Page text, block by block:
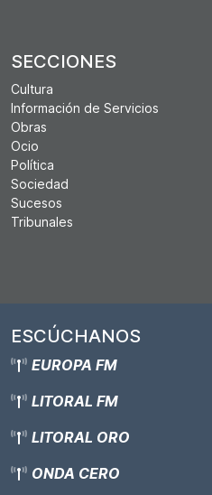
SECCIONES
Cultura
Información de Servicios
Obras
Ocio
Política
Sociedad
Sucesos
Tribunales
ESCÚCHANOS
EUROPA FM
LITORAL FM
LITORAL ORO
ONDA CERO